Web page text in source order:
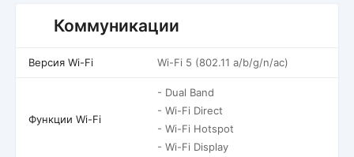
Коммуникации
Версия Wi-Fi Wi-Fi 5 (802.11 a/b/g/n/ac)
Функции Wi-Fi
- Dual Band
- Wi-Fi Direct
- Wi-Fi Hotspot
- Wi-Fi Display